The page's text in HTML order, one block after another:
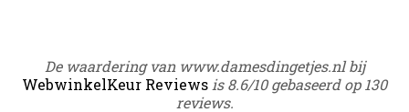
De waardering van www.damesdingetjes.nl bij
WebwinkelKeur Reviews is 8.6/10 gebaseerd op 130
reviews.